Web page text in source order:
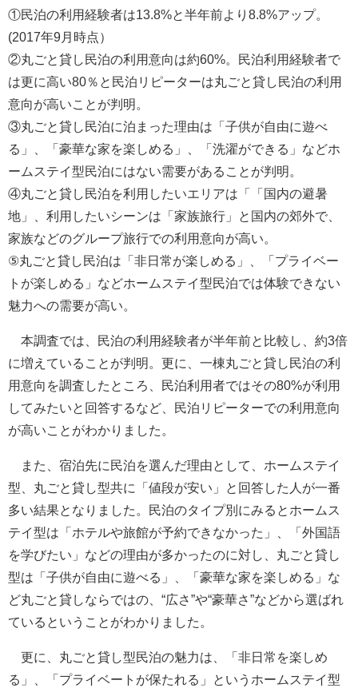
①民泊の利用経験者は13.8%と半年前より8.8%アップ。
(2017年9月時点）
②丸ごと貸し民泊の利用意向は約60%。民泊利用経験者で
は更に高い80％と民泊リピーターは丸ごと貸し民泊の利用
意向が高いことが判明。
③丸ごと貸し民泊に泊まった理由は「子供が自由に遊べ
る」、「豪華な家を楽しめる」、「洗濯ができる」などホ
ームステイ型民泊にはない需要があることが判明。
④丸ごと貸し民泊を利用したいエリアは「「国内の避暑
地」、利用したいシーンは「家族旅行」と国内の郊外で、
家族などのグループ旅行での利用意向が高い。
⑤丸ごと貸し民泊は「非日常が楽しめる」、「プライベー
トが楽しめる」などホームステイ型民泊では体験できない
魅力への需要が高い。
本調査では、民泊の利用経験者が半年前と比較し、約3倍
に増えていることが判明。更に、一棟丸ごと貸し民泊の利
用意向を調査したところ、民泊利用者ではその80%が利用
してみたいと回答するなど、民泊リピーターでの利用意向
が高いことがわかりました。
また、宿泊先に民泊を選んだ理由として、ホームステイ
型、丸ごと貸し型共に「値段が安い」と回答した人が一番
多い結果となりました。民泊のタイプ別にみるとホームス
テイ型は「ホテルや旅館が予約できなかった」、「外国語
を学びたい」などの理由が多かったのに対し、丸ごと貸し
型は「子供が自由に遊べる」、「豪華な家を楽しめる」な
ど丸ごと貸しならではの、“広さ”や“豪華さ”などから選ばれ
ているということがわかりました。
更に、丸ごと貸し型民泊の魅力は、「非日常を楽しめ
る」、「プライベートが保たれる」というホームステイ型